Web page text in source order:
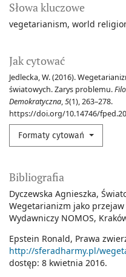
Słowa kluczowe
vegetarianism world
Jak cytować
Jedlecka, W. (2016).
światowych. Zarys problemu.
Demokratyczna,5(1), 263–278.
https://doi.org/10.14746/
Formaty cytowań
Bibliografia
Dyczewska Agnieszka,
Wegetarianizm jako przejaw
Wydawniczy NOMOS,
Epstein Ronald, Prawa
http://sferadharmy.pl/wegetarianizm/
dostęp: 8 kwietnia 2016.